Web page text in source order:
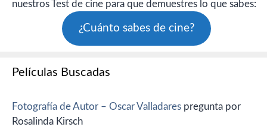
nuestros Test de cine para que demuestres lo que sabes:
¿Cuánto sabes de cine?
Películas Buscadas
Fotografía de Autor – Oscar Valladares pregunta por
Rosalinda Kirsch